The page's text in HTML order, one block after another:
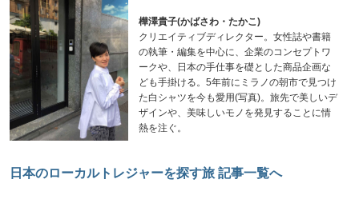
樺澤貴子(かばさわ・たかこ)
クリエイティブディレクター。女性誌や書籍
の執筆・編集を中心に、企業のコンセプトワ
ークや、日本の手仕事を礎とした商品企画な
ども手掛ける。5年前にミラノの朝市で見つけ
た白シャツを今も愛用(写真)。旅先で美しいデ
ザインや、美味しいモノを発見することに情
熱を注ぐ。
日本のローカルトレジャーを探す旅 記事一覧へ